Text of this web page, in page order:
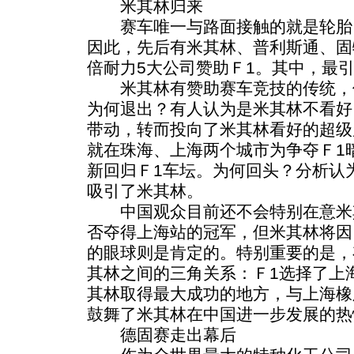
米其林归来
赛车唯一与路面接触的就是轮胎
因此，先后有米其林、普利斯通、
倍耐力5大公司赞助Ｆ1。其中，最
米其林有赞助赛车竞技的传统，
为何退出？有人认为是米其林不看
带动，转而投向了米其林看好的超
就在珠海、上海两个城市为争夺Ｆ1
新回归Ｆ1车坛。为何回头？分析认
吸引了米其林。
中国观众目前还不会特别在意米
否夺得上海站的冠军，但米其林将
的眼球则是肯定的。特别重要的
其林之间的三角关系：Ｆ1选择了上
其林取得最大成功的地方，与上海
鼓舞了米其林在中国进一步发展的
德固赛走出幕后